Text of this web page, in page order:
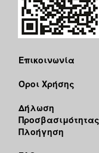
Επικοινωνία
Όροι Χρήσης
Δήλωση
Προσβασιμότητας
Πλοήγηση